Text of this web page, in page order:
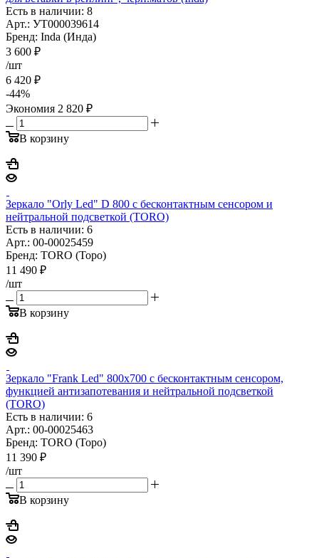
Есть в наличии: 8
Арт.: УТ000039614
Бренд: Inda (Инда)
3 600 ₽
/шт
6 420 ₽
-44%
Экономия 2 820 ₽
В корзину
Зеркало "Orly Led" D 800 с бесконтактным сенсором и
нейтральной подсветкой (TORO)
Есть в наличии: 6
Арт.: 00-00025459
Бренд: TORO (Торо)
11 490 ₽
/шт
В корзину
Зеркало "Frank Led" 800х700 с бесконтактным сенсором,
функцией антизапотевания и нейтральной подсветкой
(TORO)
Есть в наличии: 6
Арт.: 00-00025463
Бренд: TORO (Торо)
11 390 ₽
/шт
В корзину